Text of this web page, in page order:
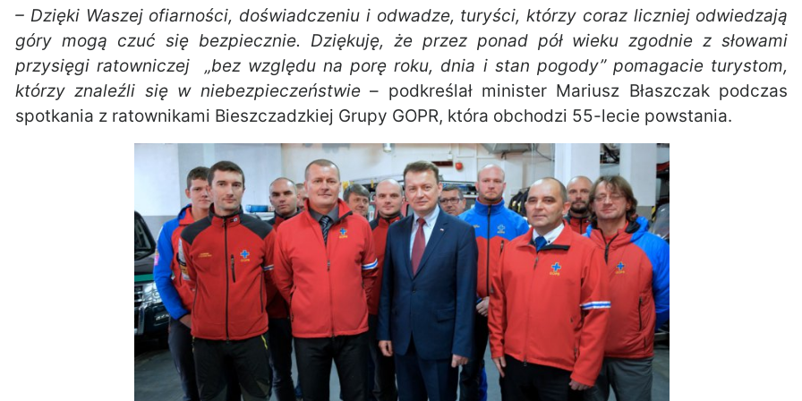
– Dzięki Waszej ofiarności, doświadczeniu i odwadze, turyści, którzy coraz liczniej odwiedzają
góry mogą czuć się bezpiecznie. Dziękuję, że przez ponad pół wieku zgodnie z słowami
przysięgi ratowniczej „bez względu na porę roku, dnia i stan pogody” pomagacie turystom,
którzy znaleźli się w niebezpieczeństwie– podkreślał minister Mariusz Błaszczak podczas
spotkania z ratownikami Bieszczadzkiej Grupy GOPR, która obchodzi 55-lecie powstania.